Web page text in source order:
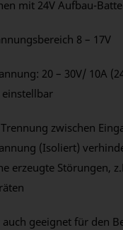
mit 24V Aufbau-
8 – 17V
20 – 30V/ 10A
zwischen
(Isoliert)
erzeugte Störungen,
auch geeignet für den